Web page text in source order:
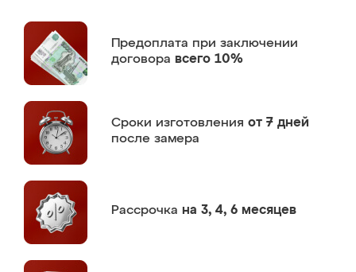
Предоплата при заключении
договора всего 10%
Сроки изготовления от 7 дней
после замера
Рассрочка на 3, 4, 6 месяцев